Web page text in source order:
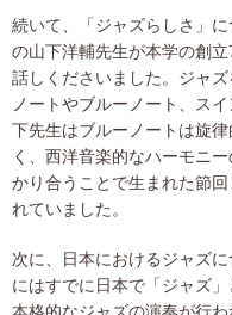
続いて、「ジャズらしさ」
の山下洋輔先生が本学の創
話しくださいました。ジャ
ノートやブルーノート、ス
下先生はブルーノートは旋
く、西洋音楽的なハーモニ
かり合うことで生まれた節
れていました。
次に、日本におけるジャズ
にはすでに日本で「ジャズ